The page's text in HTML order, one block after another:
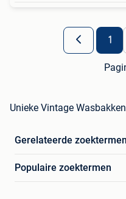
1
Unieke Vintage
Gerelateerde zoektermen
Populaire zoektermen